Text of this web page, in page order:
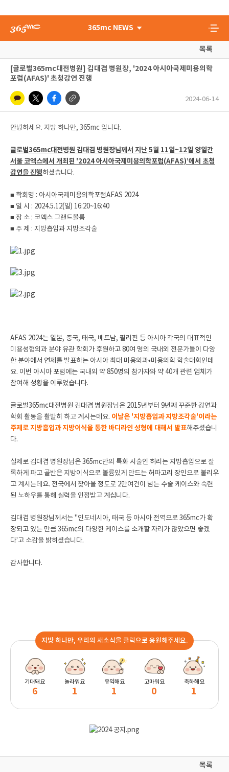
365mc NEWS
목록
[글로벌365mc대전병원] 김대겸 병원장, '2024 아시아국제미용의학
포럼(AFAS)' 초청강연 진행
2024-06-14
안녕하세요. 지방 하나만, 365mc 입니다.
글로벌365mc대전병원 김대겸 병원장님께서 지난 5월 11일~12일 양일간
서울 코엑스에서 개최된 '2024 아시아국제미용의학포럼(AFAS)’에서 초청
강연을 진행하셨습니다.
■ 학회명 : 아시아국제미용의학포럼AFAS 2024
■ 일 시 : 2024.5.12(일) 16:20~16:40
■ 장 소 : 코엑스 그랜드볼룸
■ 주 제 : 지방흡입과 지방조각술
AFAS 2024는 일본, 중국, 태국, 베트남, 필리핀 등 아시아 각국의 대표적인
미용성형외과 분야 유관 학회가 후원하고 80여 명의 국내외 전문가들이 다양
한 분야에서 연제를 발표하는 아시아 최대 미용외과•미용의학 학술대회인데
요. 이번 아시아 포럼에는 국내외 약 850명의 참가자와 약 40개 관련 업체가
참여해 성황을 이루었습니다.
글로벌365mc대전병원 김대겸 병원장님은 2015년부터 9년째 꾸준한 강연과
학회 활동을 활발히 하고 계시는데요. 이날은 '지방흡입과 지방조각술'이라는
주제로 지방흡입과 지방이식을 통한 바디라인 성형에 대해서 발표해주셨습니
다.
실제로 김대겸 병원장님은 365mc만의 특화 시술인 허리는 지방흡입으로 잘
록하게 파고 골반은 지방이식으로 볼륨있게 만드는 허파고리 장인으로 불리우
고 계시는데요. 전국에서 찾아올 정도로 2만여건이 넘는 수술 케이스와 숙련
된 노하우를 통해 실력을 인정받고 계십니다.
김대겸 병원장님께서는 "인도네시아, 태국 등 아시아 전역으로 365mc가 확
장되고 있는 만큼 365mc의 다양한 케이스를 소개할 자리가 많았으면 좋겠
다'고 소감을 밝히셨습니다.
감사합니다.
지방 하나만, 우리의 새소식을 클릭으로 응원해주세요.
기대돼요
6
놀라워요
1
유익해요
1
고마워요
0
축하해요
1
목록